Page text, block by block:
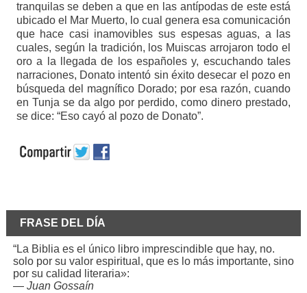
tranquilas se deben a que en las antípodas de este está
ubicado el Mar Muerto, lo cual genera esa comunicación
que hace casi inamovibles sus espesas aguas, a las
cuales, según la tradición, los Muiscas arrojaron todo el
oro a la llegada de los españoles y, escuchando tales
narraciones, Donato intentó sin éxito desecar el pozo en
búsqueda del magnífico Dorado; por esa razón, cuando
en Tunja se da algo por perdido, como dinero prestado,
se dice: “Eso cayó al pozo de Donato”.
FRASE DEL DÍA
“La Biblia es el único libro imprescindible que hay, no.
solo por su valor espiritual, que es lo más importante, sino
por su calidad literaria»:
— Juan Gossaín